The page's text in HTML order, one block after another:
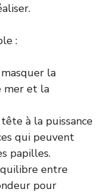
:
la
mer et la
à la puissance
qui peuvent
papilles.
entre
pour